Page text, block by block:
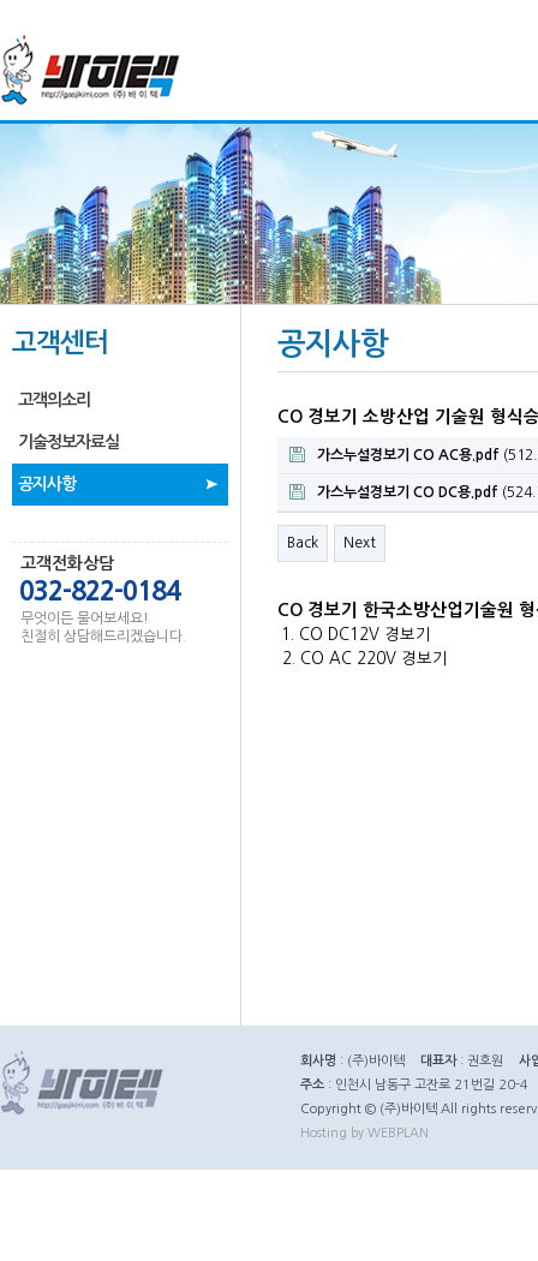
고객센터
고객의소리
기술정보자료실
공지사항
고객전화상담
032-822-0184
무엇이든 물어보세요!
친절히 상담해드리겠습니다.
공지사항
CO 경보기 소방산업 기술원 형식
가스누설경보기 CO AC용.pdf
가스누설경보기 CO DC용.pdf
Back Next
CO 경보기 한국소방산업기술원
1. CO DC12V 경보기
2. CO AC 220V 경보기
회사명 : (주)바이텍 대표자: 권호원
사
주소 : 인천시 남동구 고잔로 21번길 20-4
Copyright © (주)바이텍 All rights
Hosting by WEBPLAN